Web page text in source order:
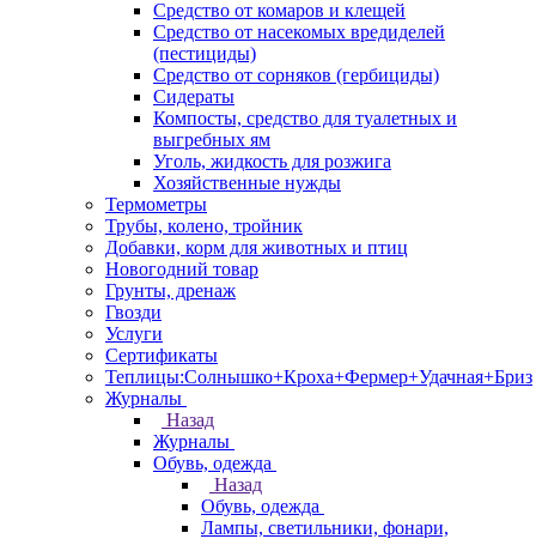
Средство от комаров и клещей
Средство от насекомых вредиделей
(пестициды)
Средство от сорняков (гербициды)
Сидераты
Компосты, средство для туалетных и
выгребных ям
Уголь, жидкость для розжига
Хозяйственные нужды
Термометры
Трубы, колено, тройник
Добавки, корм для животных и птиц
Новогодний товар
Грунты, дренаж
Гвозди
Услуги
Сертификаты
Теплицы:Солнышко+Кроха+Фермер+Удачная+Бриз
Журналы
Назад
Журналы
Обувь, одежда
Назад
Обувь, одежда
Лампы, светильники, фонари,